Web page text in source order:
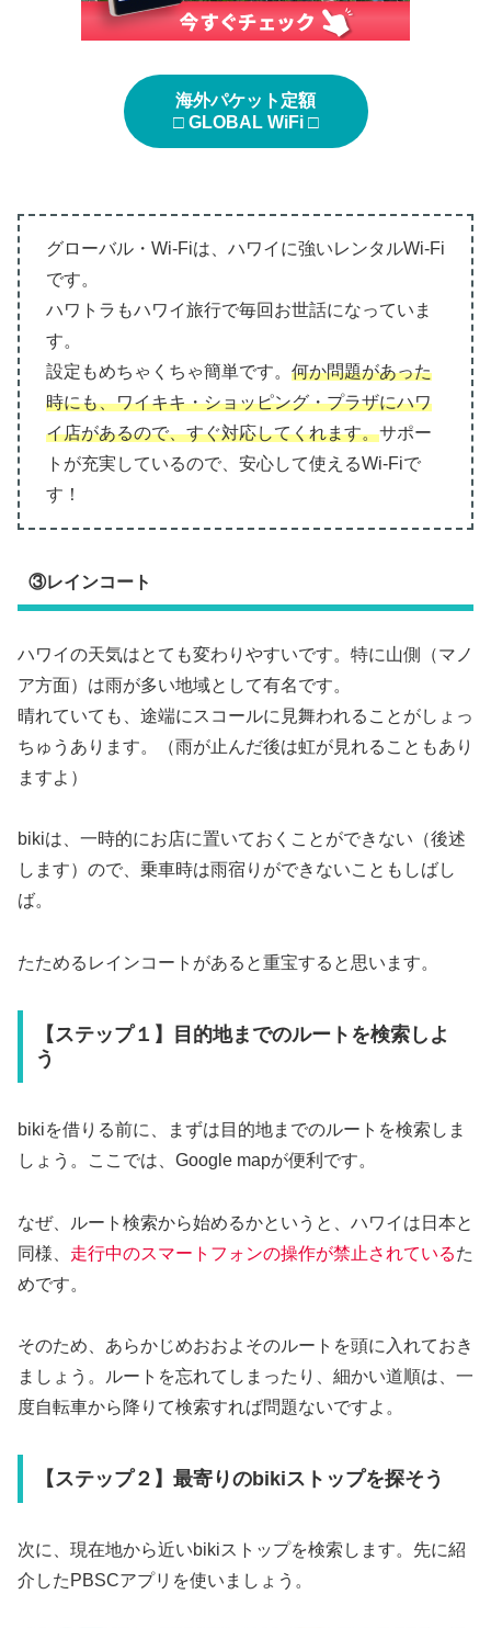
海外パケット定額
□ GLOBAL WiFi □
グローバル・Wi-Fiは、ハワイに強いレンタルWi-Fi
です。
ハワトラもハワイ旅行で毎回お世話になっていま
す。
設定もめちゃくちゃ簡単です。 何か問題があった
時にも、ワイキキ・ショッピング・プラザにハワ
イ店があるので、すぐ対応してくれます。サポー
トが充実しているので、安心して使えるWi-Fiで
す！
③レインコート
ハワイの天気はとても変わりやすいです。特に山側（マノ
ア方面）は雨が多い地域として有名です。
晴れていても、途端にスコールに見舞われることがしょっ
ちゅうあります。（雨が止んだ後は虹が見れることもあり
ますよ）
bikiは、一時的にお店に置いておくことができない（後述
します）ので、乗車時は雨宿りができないこともしばし
ば。
たためるレインコートがあると重宝すると思います。
【ステップ１】目的地までのルートを検索しよ
う
bikiを借りる前に、まずは目的地までのルートを検索しま
しょう。ここでは、Google mapが便利です。
なぜ、ルート検索から始めるかというと、ハワイは日本と
同様、 走行中のスマートフォンの操作が禁止されているた
めです。
そのため、あらかじめおおよそのルートを頭に入れておき
ましょう。ルートを忘れてしまったり、細かい道順は、一
度自転車から降りて検索すれば問題ないですよ。
【ステップ２】最寄りのbikiストップを探そう
次に、現在地から近いbikiストップを検索します。先に紹
介したPBSCアプリを使いましょう。